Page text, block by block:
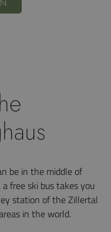
be in the middle of
free ski bus takes you
station of the Zillertal
in the world.